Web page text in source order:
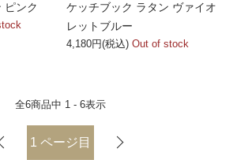
ピンク
ケッチブック ラタン ヴァイオ
レットブルー
4,180円(税込) Out of stock
全6商品中 1 - 6表示
1 ページ目